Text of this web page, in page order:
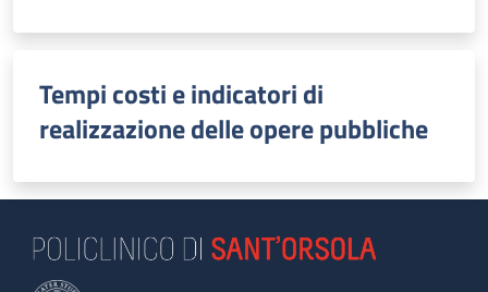
Tempi costi e indicatori di
realizzazione delle opere pubbliche